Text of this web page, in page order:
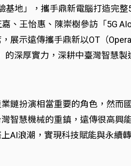
基地」，攜手鼎新電腦打造完
、王怡惠、陳崇樹參訪「5G
展示遠傳攜手鼎新以OT（
深厚實力，深耕中臺灣智慧製
鏈扮演相當重要的角色，然
智慧機械的重鎮，遠傳很高
AI浪潮，實現科技賦能與永續轉